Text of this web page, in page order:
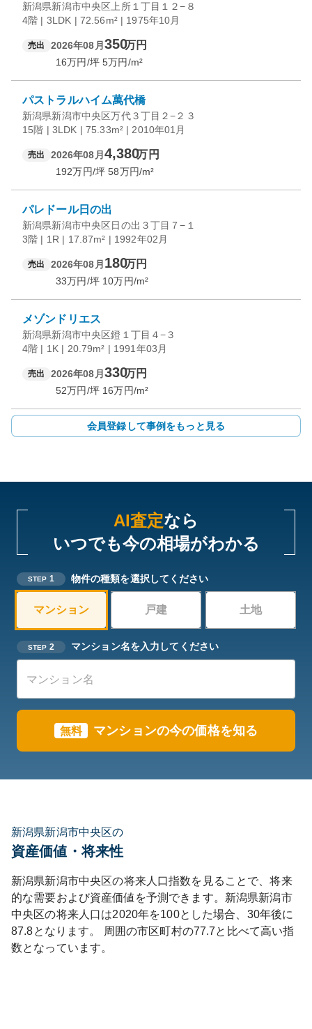
新潟県新潟市中央区上所１丁目１２−８
4階 | 3LDK | 72.56m² | 1975年10月
売出 2026年08月 350万円
16万円/坪 5万円/m²
パストラルハイム萬代橋
新潟県新潟市中央区万代３丁目２−２３
15階 | 3LDK | 75.33m² | 2010年01月
売出 2026年08月 4,380万円
192万円/坪 58万円/m²
パレドール日の出
新潟県新潟市中央区日の出３丁目７−１
3階 | 1R | 17.87m² | 1992年02月
売出 2026年08月 180万円
33万円/坪 10万円/m²
メゾンドリエス
新潟県新潟市中央区鐙１丁目４−３
4階 | 1K | 20.79m² | 1991年03月
売出 2026年08月 330万円
52万円/坪 16万円/m²
会員登録して事例をもっと見る
AI査定なら
いつでも今の相場がわかる
STEP 1 物件の種類を選択してください
マンション 戸建 土地
STEP 2 マンション名を入力してください
無料 マンションの今の価格を知る
新潟県新潟市中央区の
資産価値・将来性
新潟県新潟市中央区の将来人口指数を見ることで、将来
的な需要および資産価値を予測できます。 新潟県新潟市
中央区の将来人口は2020年を100とした場合、30年後に
87.8となります。 周囲の市区町村の77.7と比べて高い指
数となっています。